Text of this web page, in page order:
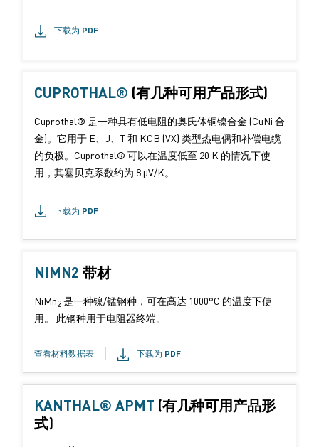
下载为 PDF
CUPROTHAL® (有几种可用产品形式)
Cuprothal® 是一种具有低电阻的奥氏体铜镍合金 (CuNi 合
金)。它用于 E、J、T 和 KCB (VX) 类型热电偶和补偿电缆
的负极。Cuprothal® 可以在温度低至 20 K 的情况下使
用，其塞贝克系数约为 8 μV/K。
下载为 PDF
NIMN2 产
形
式
带材
NiMn2是一种镍/锰钢种，可在高达 1000°C 的温度下使
用。 此钢种用于电阻器终端。
查看材料数据表 下载为 PDF
KANTHAL® APMT (有几种可用产品形
式)